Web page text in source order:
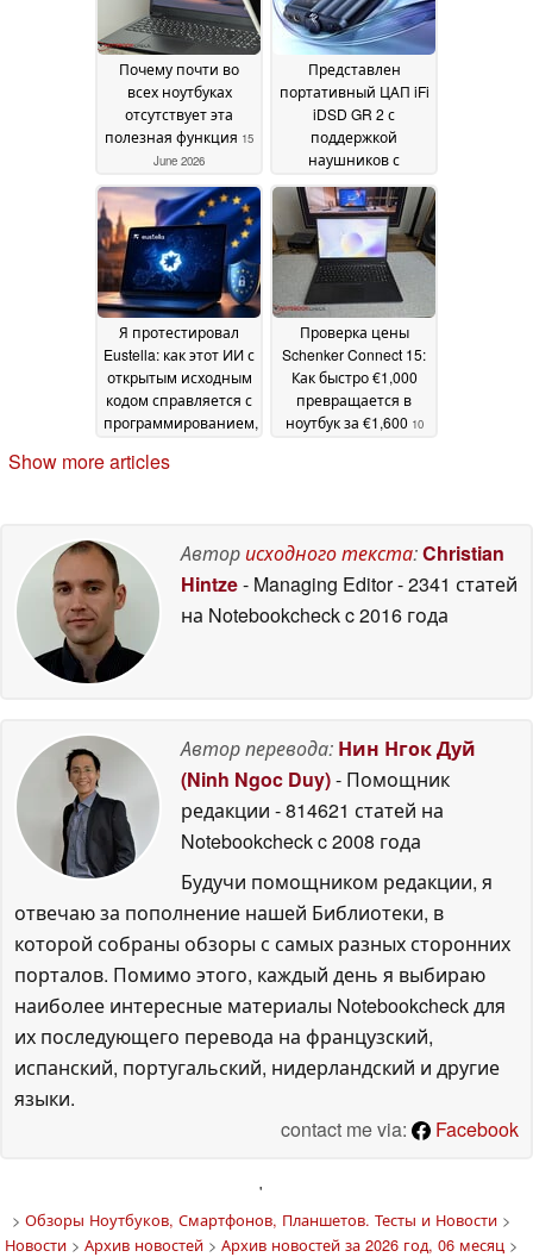
June 2026
Почему почти во
всех ноутбуках
отсутствует эта
полезная функция 15
June 2026
Представлен
портативный ЦАП iFi
iDSD GR 2 с
поддержкой
наушников с
импедансом, LDAC и
aptX Lossless13 June
2026
Я протестировал
Eustella: как этот ИИ с
открытым исходным
кодом справляется с
программированием,
настольных ролевых
Проверка цены
Schenker Connect 15:
Как быстро €1,000
превращается в
ноутбук за €1,600 10
Show more articles
Авторисходного текста:Christian
Hintze- Managing Editor- 2341 статей
на Notebookcheckc 2016 года
Автор перевода: Нин Нгок Дуй
(Ninh Ngoc Duy)- Помощник
редакции - 814621 статей на
Notebookcheckc 2008 года
Будучи помощником редакции, я
отвечаю за пополнение нашей Библиотеки, в
которой собраны обзоры с самых разных сторонних
порталов. Помимо этого, каждый день я выбираю
наиболее интересные материалы Notebookcheck для
их последующего перевода на французский,
испанский, португальский, нидерландский и другие
языки.
contact me via:
Facebook
'
> Обзоры Ноутбуков, Смартфонов, Планшетов. Тесты и Новости>
Новости> Архив новостей> Архив новостей за 2026 год, 06 месяц >